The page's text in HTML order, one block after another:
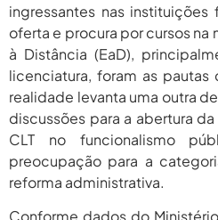
ingressantes nas
oferta e procura por cursos
à Distância (EaD),
licenciatura, foram as
realidade levanta uma outra
discussões para a abertura
CLT no funcionalismo
preocupação para a
reforma administrativa.